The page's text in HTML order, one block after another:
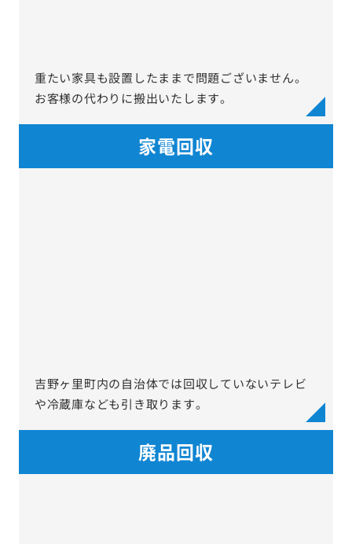
重たい家具も設置したままで問題ございません。
お客様の代わりに搬出いたします。
家電回収
吉野ヶ里町内の自治体では回収していないテレビ
や冷蔵庫なども引き取ります。
廃品回収